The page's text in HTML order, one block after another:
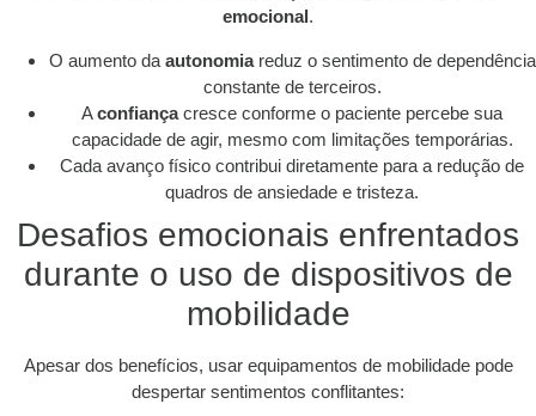
emocional.
O aumento da autonomiareduz o sentimento de dependência
constante de terceiros.
Aconfiançacresce conforme o paciente percebe sua
capacidade de agir, mesmo com limitações temporárias.
Cada avanço físico contribui diretamente para a redução de
quadros de ansiedade e tristeza.
Desafios emocionais enfrentados
durante o uso de dispositivos de
mobilidade
Apesar dos benefícios, usar equipamentos de mobilidade pode
despertar sentimentos conflitantes: